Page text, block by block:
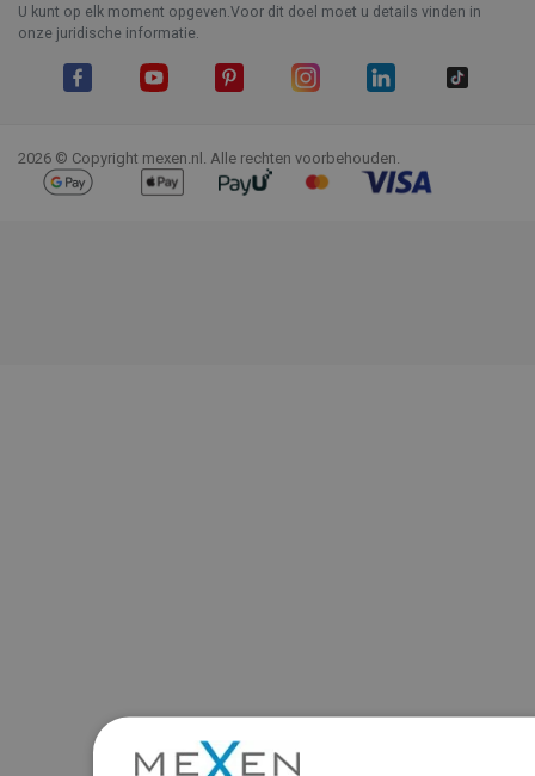
U kunt op elk moment opgeven.Voor dit doel moet u details vinden in
onze juridische informatie.
2026 © Copyright mexen.nl. Alle rechten voorbehouden.